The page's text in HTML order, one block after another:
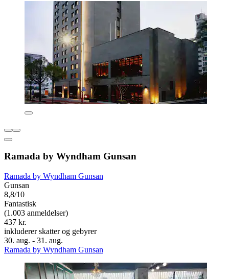
Ramada by Wyndham Gunsan
Ramada by Wyndham Gunsan
Gunsan
8,8/10
Fantastisk
(1.003 anmeldelser)
437 kr.
inkluderer skatter og gebyrer
30. aug. - 31. aug.
Ramada by Wyndham Gunsan